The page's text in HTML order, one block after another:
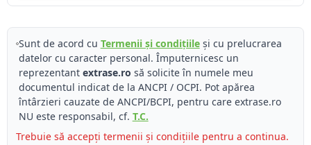
Sunt de acord cu Termenii și condițiileși cu prelucrarea
datelor cu caracter personal. Împuternicesc un
reprezentant extrase.ro să solicite în numele meu
documentul indicat de la ANCPI / OCPI. Pot apărea
întârzieri cauzate de ANCPI/BCPI, pentru care extrase.ro
NU este responsabil, cf. T.C.
Trebuie să accepți termenii și condițiile pentru a continua.